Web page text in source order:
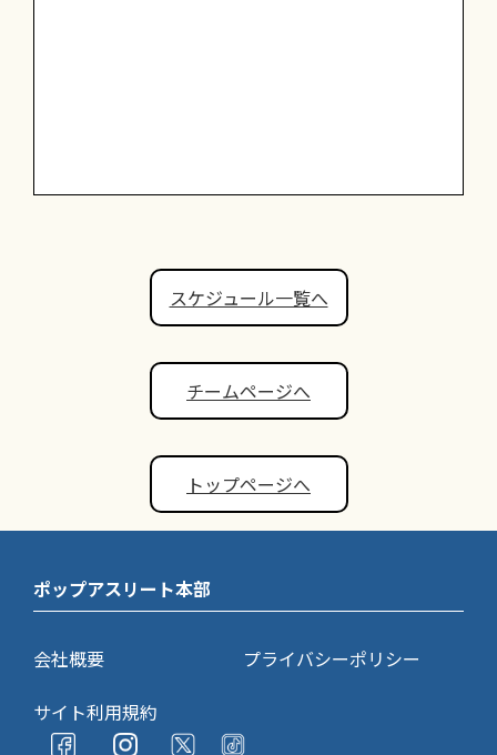
スケジュール一覧へ
チームページへ
トップページへ
ポップアスリート本部
会社概要
プライバシーポリシー
サイト利用規約